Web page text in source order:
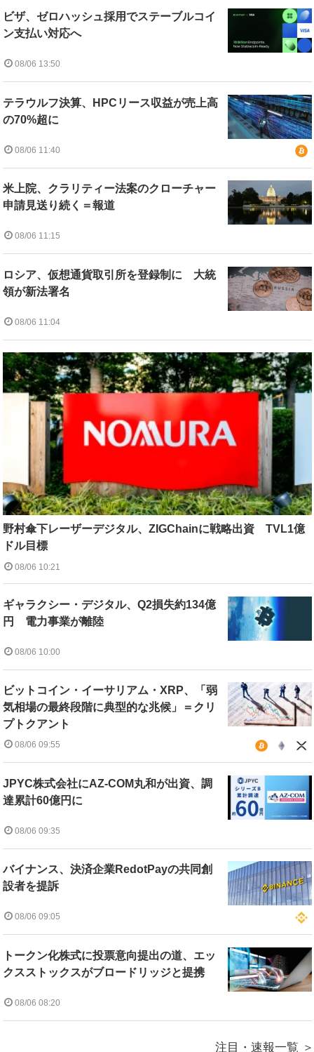
ビザ、ゼロハッシュ採用でステーブルコイ
ン支払い対応へ
08/06 13:50
テラウルフ決算、HPCリース収益が売上高
の70%超に
08/06 11:40
米上院、クラリティー法案のクローチャー
申請見送り続く＝報道
08/06 11:15
ロシア、仮想通貨取引所を登録制に 大統
領が新法署名
08/06 11:04
野村傘下レーザーデジタル、ZIGChainに戦略出資 TVL1億
ドル目標
08/06 10:21
ギャラクシー・デジタル、Q2損失約134億
円 電力事業が離陸
08/06 10:00
ビットコイン・イーサリアム・XRP、「弱
気相場の最終段階に典型的な兆候」＝クリ
プトクアント
08/06 09:55
JPYC株式会社にAZ-COM丸和が出資、調
達累計60億円に
08/06 09:35
バイナンス、決済企業RedotPayの共同創
設者を提訴
08/06 09:05
トークン化株式に投票意向提出の道、エッ
クスストックスがブロードリッジと提携
08/06 08:20
注目・速報一覧